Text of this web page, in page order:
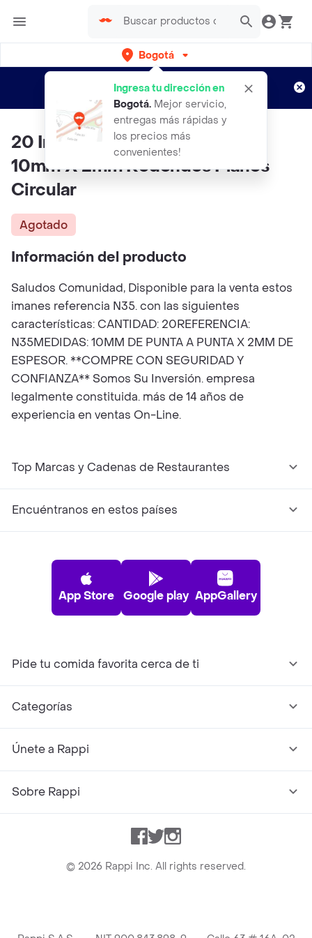
Bogotá
Ingresa tu dirección en
Bogotá. Mejor servicio,
entregas más rápidas y
los precios más
convenientes!
envíos gratis por semanas
Aplican TyC
20 Imanes Iman Neodimio N35
10mm X 2mm Redondos Planos
Circular
Agotado
Información del producto
Saludos Comunidad, Disponible para la venta estos
imanes referencia N35. con las siguientes
características: CANTIDAD: 20REFERENCIA:
N35MEDIDAS: 10MM DE PUNTA A PUNTA X 2MM DE
ESPESOR. **COMPRE CON SEGURIDAD Y
CONFIANZA** Somos Su Inversión. empresa
legalmente constituida. más de 14 años de
experiencia en ventas On-Line.
Top Marcas y Cadenas de Restaurantes
Encuéntranos en estos países
App Store Google play AppGallery
Pide tu comida favorita cerca de ti
Categorías
Únete a Rappi
Sobre Rappi
Facebook
TwitterInstagram
© 2026 Rappi Inc. All rights reserved.